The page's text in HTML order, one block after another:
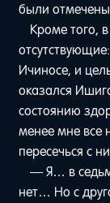
были
Кроме того,
Ичиносе, и
оказался
состоянию
менее мне все
пересечься с
— Я… в
нет… Но с